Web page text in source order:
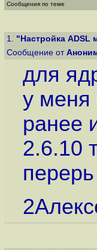
Сообщения по теме
1. "Настройка ADSL
Сообщение от
для
у меня
ранее
2.6.10